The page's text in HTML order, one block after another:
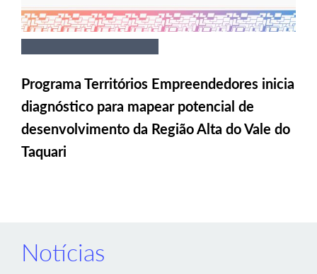
Programa Territórios Empreendedores inicia
diagnóstico para mapear potencial de
desenvolvimento da Região Alta do Vale do
Taquari
Notícias